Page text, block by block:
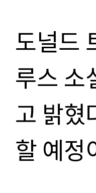
도널드
루스 소
고 밝혔
할 예정